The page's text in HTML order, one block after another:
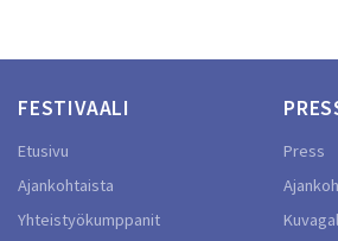
FESTIVAALI
Etusivu
Ajankohtaista
Yhteistyökumppanit
Press